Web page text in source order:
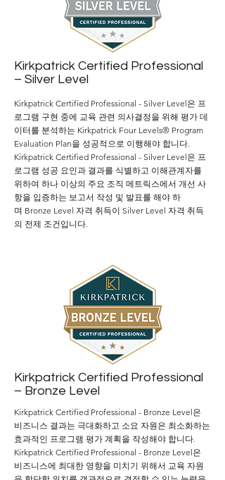
Kirkpatrick Certified Professional
– Silver Level
Kirkpatrick Certified Professional - Silver Level은 프
로그램 구현 중에 교육 관련 의사결정을 위해 평가 데
이터를 분석하는 Kirkpatrick Four Levels® Program
Evaluation Plan을 성공적으로 이행해야 합니다.
Kirkpatrick Certified Professional - Silver Level은 프
로그램 성공 요인과 결과를 식별하고 이해관계자를
위하여 하나 이상의 주요 조직 메트릭스에서 개선 사
항을 입증하는 보고서 작성 및 발표를 해야 하
며 Bronze Level 자격 취득이 Silver Level 자격 취득
의 전제 조건입니다.
Kirkpatrick Certified Professional
– Bronze Level
Kirkpatrick Certified Professional - Bronze Level은
비즈니스 결과는 극대화하고 소요 자원은 최소화하는
효과적인 프로그램 평가 계획을 작성해야 합니다.
Kirkpatrick Certified Professional - Bronze Level은
비즈니스에 최대한 영향을 미치기 위해서 교육 자원